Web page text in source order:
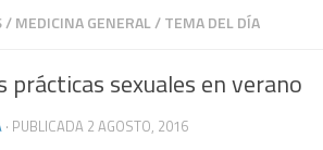
/MEDICINA GENERAL/TEMA DEL DÍA
prácticas sexuales en verano
· PUBLICADA 2 AGOSTO, 2016